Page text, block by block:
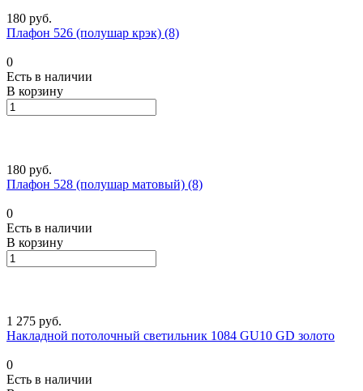
180 руб.
Плафон 526 (полушар крэк) (8)
0
Есть в наличии
В корзину
180 руб.
Плафон 528 (полушар матовый) (8)
0
Есть в наличии
В корзину
1 275 руб.
Накладной потолочный светильник 1084 GU10 GD золото
0
Есть в наличии